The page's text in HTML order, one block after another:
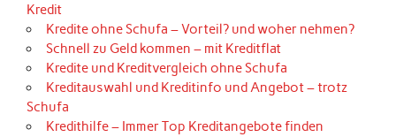
Kredit
Kredite ohne Schufa – Vorteil? und woher nehmen?
Schnell zu Geld kommen – mit Kreditflat
Kredite und Kreditvergleich ohne Schufa
Kreditauswahl und Kreditinfo und Angebot – trotz
Schufa
Kredithilfe – Immer Top Kreditangebote finden